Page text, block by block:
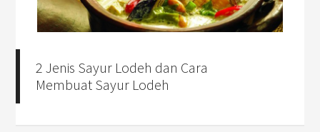
2 Jenis Sayur Lodeh dan Cara
Membuat Sayur Lodeh